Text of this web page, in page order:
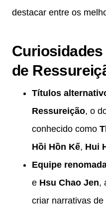
destacar entre os
de
Títulos
Ressureição, o
conhecido como
Hồi Hồn Kế, Hui
Equipe
e Hsu Chao Jen,
criar narrativas de